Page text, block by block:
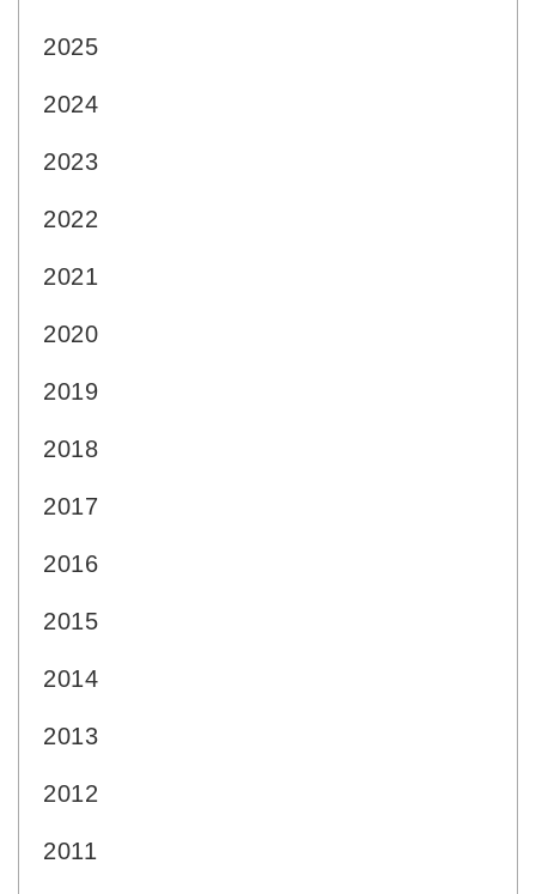
2025
2024
2023
2022
2021
2020
2019
2018
2017
2016
2015
2014
2013
2012
2011